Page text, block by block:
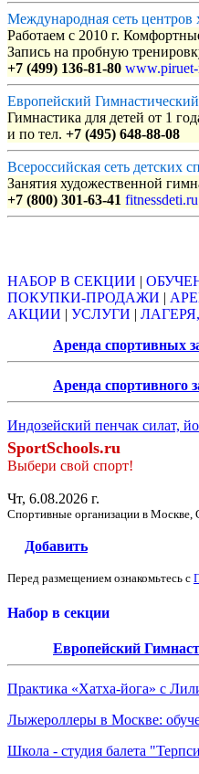
Международная сеть
Работаем с 2010 г.
Запись на пробную
+7 (499) 136-81-80
Европейский
Гимнастика для детей от 1
и по тел. +7 (495) 648-88-08
Всероссийская сеть детских
Занятия художественной
+7 (800) 301-63-41 fitnessdeti.ru
НАБОР В СЕКЦИИ |
ПОКУПКИ-ПРОДАЖИ |
АКЦИИ | УСЛУГИ |
Аренда спортивных
Аренда спортивного
Индозейский пенчак силат,
SportSchools.ru
Выбери свой спорт!
Чт, 6.08.2026 г.
Спортивные организации в Москве,
Добавить
Перед размещением ознакомьтесь с
Набор в секции
Европейский
Практика «Хатха-йога» с
Лыжероллеры в Москве:
Школа - студия балета